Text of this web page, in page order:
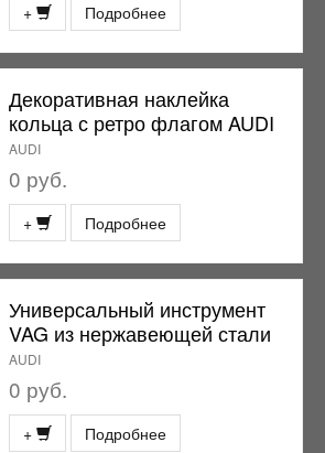
+ Подробнее
Декоративная наклейка
кольца с ретро флагом AUDI
AUDI
0 руб.
+ Подробнее
Универсальный инструмент
VAG из нержавеющей стали
AUDI
0 руб.
+ Подробнее